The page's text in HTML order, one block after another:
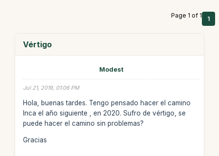
Page 1 of 1 1
Vértigo
Modest
Jul 21, 2019, 01:06 PM
Hola, buenas tardes. Tengo pensado hacer el camino
Inca el año siguiente , en 2020. Sufro de vértigo, se
puede hacer el camino sin problemas?
Gracias